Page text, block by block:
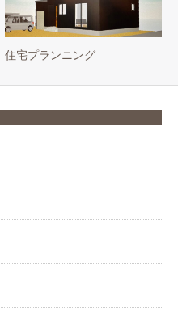
住宅プランニング